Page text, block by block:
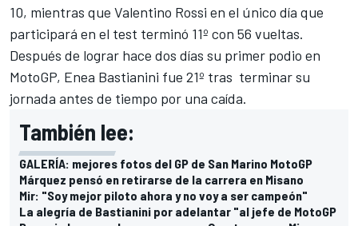
10, mientras que Valentino Rossi en el único día que
participará en el test terminó 11º con 56 vueltas.
Después de lograr hace dos días su primer podio en
MotoGP, Enea Bastianini fue 21º tras terminar su
jornada antes de tiempo por una caída.
También lee:
GALERÍA: mejores fotos del GP de San Marino MotoGP
Márquez pensó en retirarse de la carrera en Misano
Mir: "Soy mejor piloto ahora y no voy a ser campeón"
La alegría de Bastianini por adelantar "al jefe de MotoGP